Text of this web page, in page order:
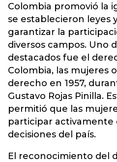
Colombia promovió la
se establecieron leyes
garantizar la
diversos campos. Uno
destacados fue el
Colombia, las mujeres
derecho en 1957,
Gustavo Rojas Pinilla.
permitió que las
participar activamente
decisiones del país.
El reconocimiento del